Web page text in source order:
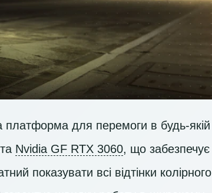
платформа для перемоги в будь-якій
Nvidia GF RTX 3060, що забезпечує
показувати всі відтінки колірного